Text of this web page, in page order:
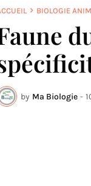
BIOLOGIE
by Ma Biologie -